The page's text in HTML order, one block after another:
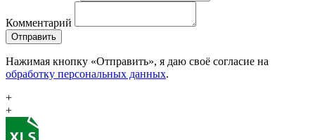
Комментарий
Отправить
Нажимая кнопку «Отправить», я даю своё согласие на
обработку персональных данных.
+
+